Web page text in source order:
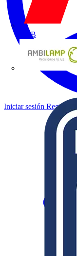
ABB
Iniciar sesión Registrarse